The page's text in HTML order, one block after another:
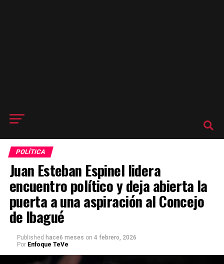
POLÍTICA
Juan Esteban Espinel lidera
encuentro político y deja abierta la
puerta a una aspiración al Concejo
de Ibagué
Published hace6 meses on 4 febrero, 2026
Por Enfoque TeVe